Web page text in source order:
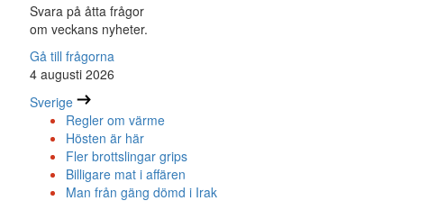
Svara på åtta frågor
om veckans nyheter.
Gå till frågorna
4 augusti 2026
Sverige
Regler om värme
Hösten är här
Fler brottslingar grips
Billigare mat i affären
Man från gäng dömd i Irak